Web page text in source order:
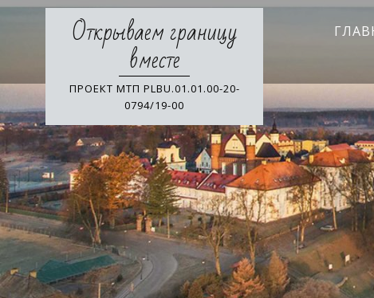
Skip
Открываем границу
вместе
ПРОЕКТ МТП PLBU.01.01.00-20-
0794/19-00